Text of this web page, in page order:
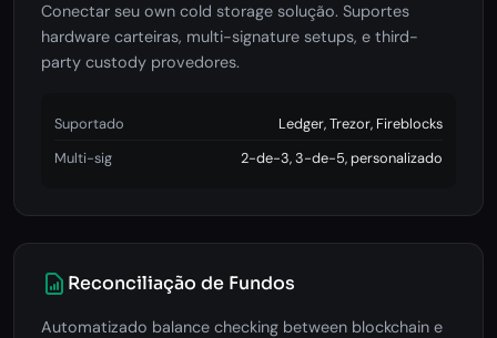
Conectar seu own cold storage solução. Suportes
hardware carteiras, multi-signature setups, e third-
party custody provedores.
Suportado
Ledger, Trezor, Fireblocks
Multi-sig
2-de-3, 3-de-5, personalizado
Reconciliação de Fundos
Automatizado balance checking between blockchain e